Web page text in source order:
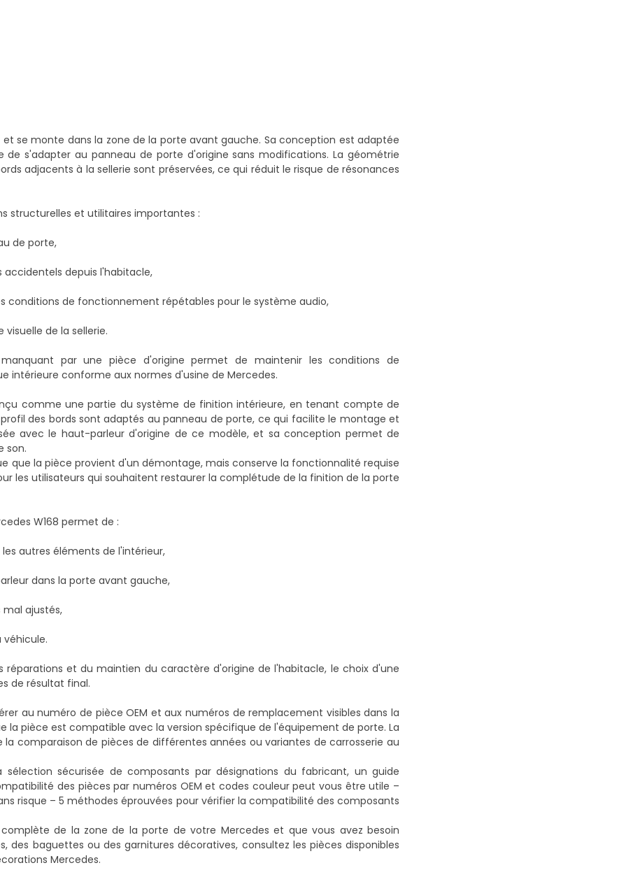
et se monte dans la zone de la porte avant gauche. Sa conception est adaptée
s'adapter au panneau de porte d'origine sans modifications. La géométrie
adjacents à la sellerie sont préservées, ce qui réduit le risque de résonances
structurelles et utilitaires importantes :
de porte,
depuis l'habitacle,
conditions de fonctionnement répétables pour le système audio,
de la sellerie.
par une pièce d'origine permet de maintenir les conditions de
conforme aux normes d'usine de Mercedes.
comme une partie du système de finition intérieure, en tenant compte de
des bords sont adaptés au panneau de porte, ce qui facilite le montage et
avec le haut-parleur d'origine de ce modèle, et sa conception permet de
son.
que la pièce provient d'un démontage, mais conserve la fonctionnalité requise
les utilisateurs qui souhaitent restaurer la complétude de la finition de la porte
W168 permet de :
autres éléments de l'intérieur,
dans la porte avant gauche,
mal ajustés,
et du maintien du caractère d'origine de l'habitacle, le choix d'une
de résultat final.
au numéro de pièce OEM et aux numéros de remplacement visibles dans la
la pièce est compatible avec la version spécifique de l'équipement de porte. La
comparaison de pièces de différentes années ou variantes de carrosserie au
sélection sécurisée de composants par désignations du fabricant, un guide
des pièces par numéros OEM et codes couleur peut vous être utile –
risque – 5 méthodes éprouvées pour vérifier la compatibilité des composants
de la zone de la porte de votre Mercedes et que vous avez besoin
baguettes ou des garnitures décoratives, consultez les pièces disponibles
Mercedes.